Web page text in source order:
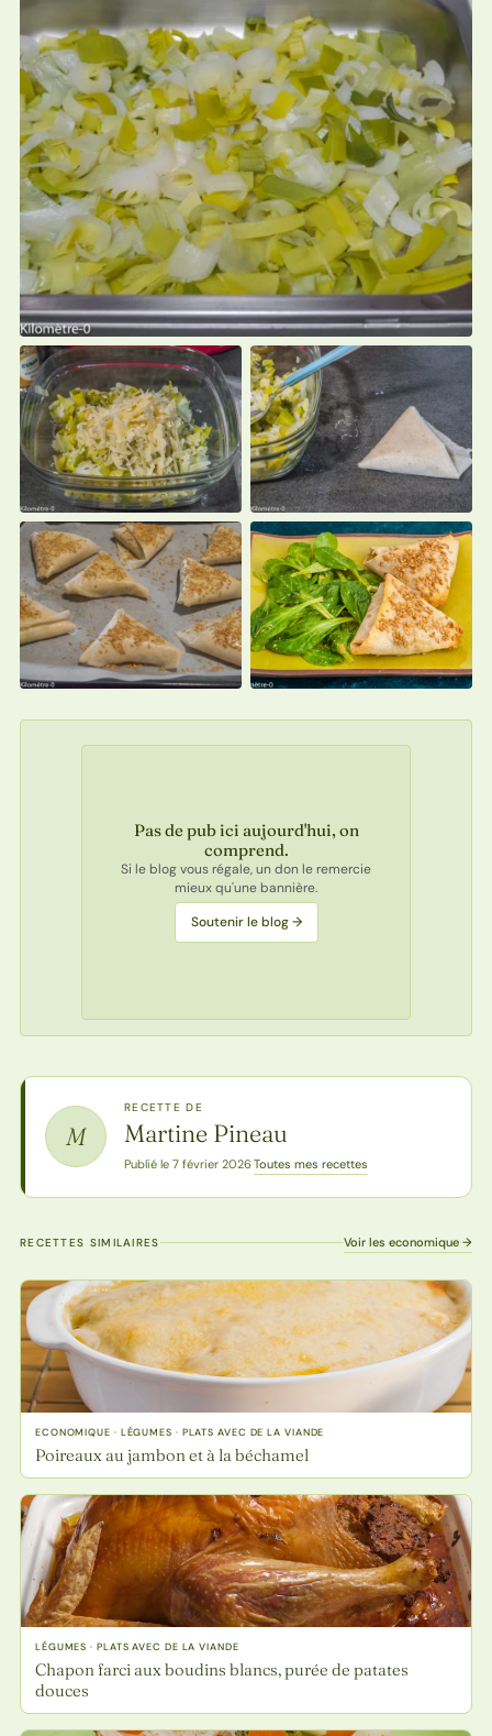
Pas de pub ici aujourd'hui, on
comprend.
Si le blog vous régale, un don le remercie
mieux qu'une bannière.
Soutenir le blog →
M
RECETTE DE
Martine Pineau
Publié le 7 février 2026·Toutes mes recettes
RECETTES SIMILAIRES Voir les economique →
ECONOMIQUE · LÉGUMES · PLATS AVEC DE LA VIANDE
Poireaux au jambon et à la béchamel
LÉGUMES · PLATS AVEC DE LA VIANDE
Chapon farci aux boudins blancs, purée de patates
douces